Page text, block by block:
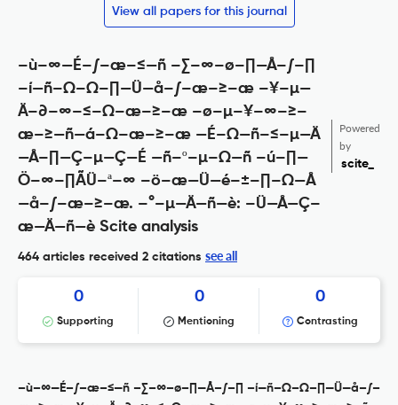
View all papers for this journal
–ù–∞—É–∫–æ–≤—ñ –∑–∞–ø–∏—Å–∫–∏
–í—ñ–Ω–Ω–∏—Ü—å–∫–æ–≥–æ –¥–µ—
Ä–∂–∞–≤–Ω–æ–≥–æ –ø–µ–¥–∞–≥–
æ–≥—ñ—á–Ω–æ–≥–æ —É–Ω—ñ–≤–µ—Ä
—Å–∏—Ç–µ—Ç—É —ñ–º–µ–Ω—ñ –ú–∏—
Ö–∞–∏ÃÜ–ª–∞ –ö–æ—Ü—é–±–∏–Ω—Å
—å–∫–æ–≥–æ. –°–µ—Ä—ñ—è: –Ü—Å—Ç–
æ—Ä—ñ—è Scite analysis
Powered
by
scite_
464 articles received 2 citations see all
0
Supporting
0
Mentioning
0
Contrasting
–ù–∞—É–∫–æ–≤—ñ –∑–∞–ø–∏—Å–∫–∏ –í—ñ–Ω–Ω–∏—Ü—å–∫–